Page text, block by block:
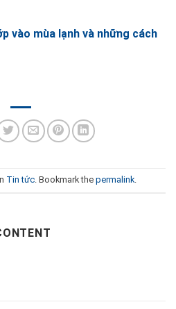
vào mùa lạnh và những cách
Tin tức. Bookmark the permalink.